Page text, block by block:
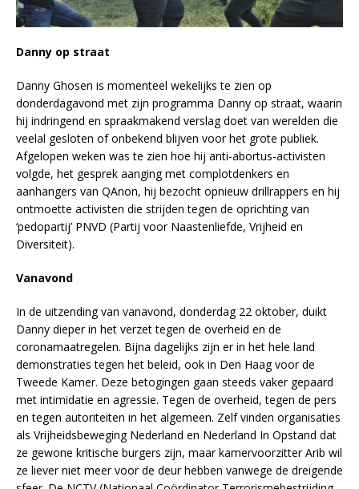
Danny op straat
Danny Ghosen is momenteel wekelijks te zien op
donderdagavond met zijn programma Danny op straat, waarin
hij indringend en spraakmakend verslag doet van werelden die
veelal gesloten of onbekend blijven voor het grote publiek.
Afgelopen weken was te zien hoe hij anti-abortus-activisten
volgde, het gesprek aanging met complotdenkers en
aanhangers van QAnon, hij bezocht opnieuw drillrappers en hij
ontmoette activisten die strijden tegen de oprichting van
‘pedopartij’ PNVD (Partij voor Naastenliefde, Vrijheid en
Diversiteit).
Vanavond
In de uitzending van vanavond, donderdag 22 oktober, duikt
Danny dieper in het verzet tegen de overheid en de
coronamaatregelen. Bijna dagelijks zijn er in het hele land
demonstraties tegen het beleid, ook in Den Haag voor de
Tweede Kamer. Deze betogingen gaan steeds vaker gepaard
met intimidatie en agressie. Tegen de overheid, tegen de pers
en tegen autoriteiten in het algemeen. Zelf vinden organisaties
als Vrijheidsbeweging Nederland en Nederland In Opstand dat
ze gewone kritische burgers zijn, maar kamervoorzitter Arib wil
ze liever niet meer voor de deur hebben vanwege de dreigende